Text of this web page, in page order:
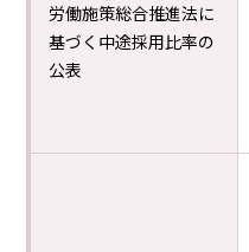
労働施策総合推進法に
基づく中途採用比率の
公表